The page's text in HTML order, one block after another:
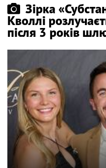
Зірка
Кволлі
після 3 років